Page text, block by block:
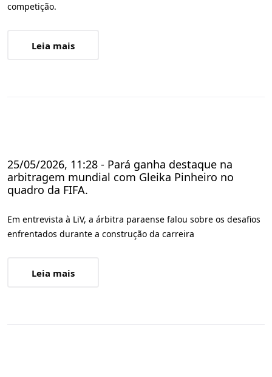
competição.
Leia mais
25/05/2026, 11:28 - Pará ganha destaque na
arbitragem mundial com Gleika Pinheiro no
quadro da FIFA.
Em entrevista à LiV, a árbitra paraense falou sobre os desafios
enfrentados durante a construção da carreira
Leia mais